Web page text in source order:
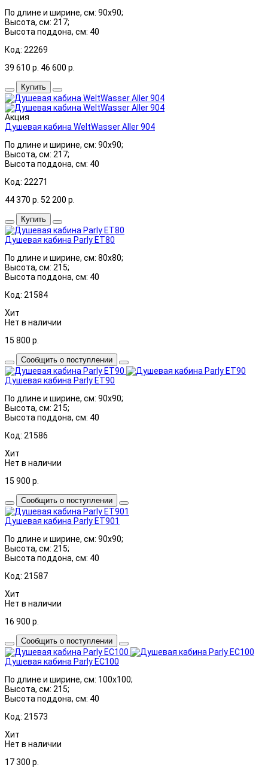
По длине и ширине, см: 90x90;
Высота, см: 217;
Высота поддона, см: 40
Код: 22269
39 610 р. 46 600 р.
Купить
Акция
Душевая кабина WeltWasser Aller 904
По длине и ширине, см: 90x90;
Высота, см: 217;
Высота поддона, см: 40
Код: 22271
44 370 р. 52 200 р.
Купить
Душевая кабина Parly ET80
По длине и ширине, см: 80x80;
Высота, см: 215;
Высота поддона, см: 40
Код: 21584
Хит
Нет в наличии
15 800 р.
Сообщить о поступлении
Душевая кабина Parly ET90
По длине и ширине, см: 90x90;
Высота, см: 215;
Высота поддона, см: 40
Код: 21586
Хит
Нет в наличии
15 900 р.
Сообщить о поступлении
Душевая кабина Parly ET901
По длине и ширине, см: 90x90;
Высота, см: 215;
Высота поддона, см: 40
Код: 21587
Хит
Нет в наличии
16 900 р.
Сообщить о поступлении
Душевая кабина Parly EC100
По длине и ширине, см: 100x100;
Высота, см: 215;
Высота поддона, см: 40
Код: 21573
Хит
Нет в наличии
17 300 р.